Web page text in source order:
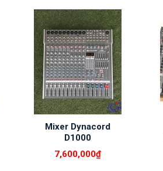
Mixer Dynacord
D1000
7,600,000₫